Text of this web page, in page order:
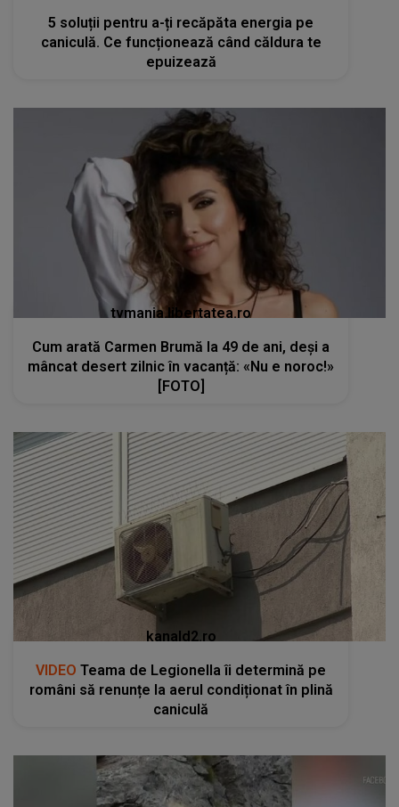
5 soluții pentru a-ți recăpăta energia pe
caniculă. Ce funcționează când căldura te
epuizează
tvmania.libertatea.ro
Cum arată Carmen Brumă la 49 de ani, deși a
mâncat desert zilnic în vacanță: «Nu e noroc!»
[FOTO]
kanald2.ro
VIDEO Teama de Legionella îi determină pe
români să renunțe la aerul condiționat în plină
caniculă